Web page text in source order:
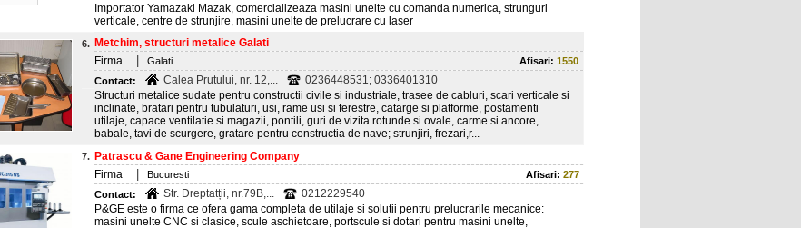
Importator Yamazaki Mazak, comercializeaza masini unelte cu comanda numerica, strunguri
verticale, centre de strunjire, masini unelte de prelucrare cu laser
6. Metchim, structuri metalice Galati
Firma
Galati Afisari: 1550
Contact:
Calea Prutului, nr. 12,...
0236448531; 0336401310
Structuri metalice sudate pentru constructii civile si industriale, trasee de cabluri, scari verticale si
inclinate, bratari pentru tubulaturi, usi, rame usi si ferestre, catarge si platforme, postamenti
utilaje, capace ventilatie si magazii, pontili, guri de vizita rotunde si ovale, carme si ancore,
babale, tavi de scurgere, gratare pentru constructia de nave; strunjiri, frezari,r...
7. Patrascu & Gane Engineering Company
Firma
Bucuresti Afisari: 277
Contact:
Str. Dreptatții, nr.79B,...
0212229540
P&GE este o firma ce ofera gama completa de utilaje si solutii pentru prelucrarile mecanice:
masini unelte CNC si clasice, scule aschietoare, portscule si dotari pentru masini unelte,